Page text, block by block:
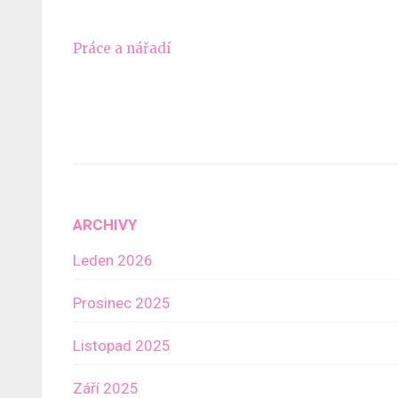
Navigace
Práce a nářadí
ARCHIVY
Leden 2026
Prosinec 2025
Listopad 2025
Září 2025